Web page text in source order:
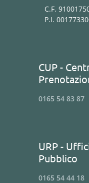
C.F.
P.I.
CUP -
0165 54 83 87
URP -
Pubblico
0165 54 44 18